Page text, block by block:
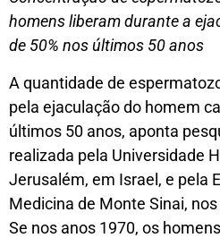
homens liberam durante a
de 50% nos últimos 50 anos
A quantidade de
pela ejaculação do homem
últimos 50 anos, aponta
realizada pela Universidade
Jerusalém, em Israel, e pela
Medicina de Monte Sinai,
Se nos anos 1970, os